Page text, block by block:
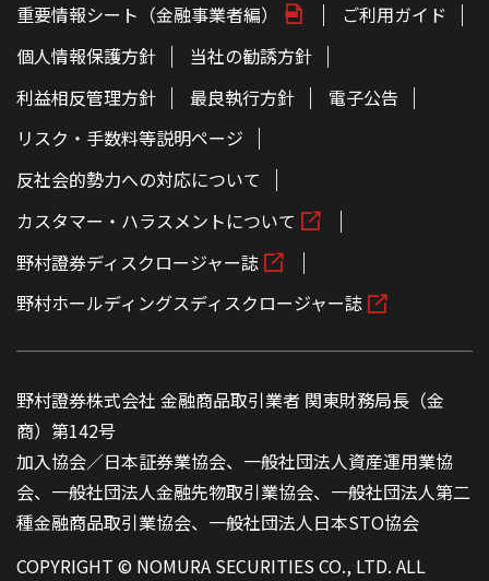
重要情報シート（金融事業者編）
ご利用ガイド
個人情報保護方針
当社の勧誘方針
利益相反管理方針
最良執行方針
電子公告
リスク・手数料等説明ページ
反社会的勢力への対応について
カスタマー・ハラスメントについて
野村證券ディスクロージャー誌
野村ホールディングスディスクロージャー誌
野村證券株式会社 金融商品取引業者 関東財務局長（金
商）第142号
加入協会／日本証券業協会、一般社団法人資産運用業協
会、一般社団法人金融先物取引業協会、一般社団法人第二
種金融商品取引業協会、一般社団法人日本STO協会
COPYRIGHT © NOMURA SECURITIES CO., LTD. ALL